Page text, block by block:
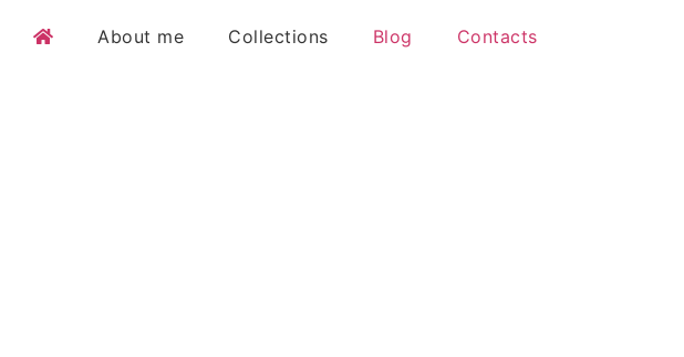
About me Collections Blog Contacts